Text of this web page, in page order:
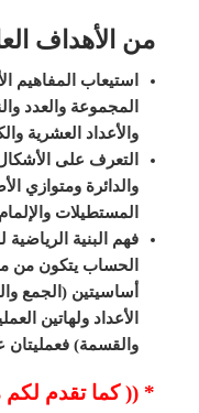
من الأهداف
استيعاب
المجموعة والعدد
والأعداد العشرية
التعرف على
والدائرة ومتوازي
المستطيلات
فهم البنية
الحساب يتكون من
أساسيتين (الجمع
الأعداد ولهاتين
والقسمة)
* (( كما تقدم لكم